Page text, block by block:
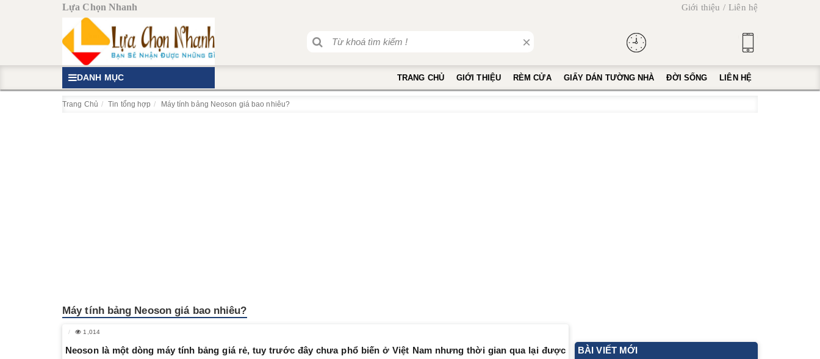
Lựa Chọn Nhanh Giới thiệu Liên hệ
×
DANH MỤC TRANG CHỦ GIỚI THIỆU RÈM CỬA GIẤY DÁN TƯỜNG NHÀ ĐỜI SỐNG LIÊN HỆ
Trang Chủ Tin tổng hợp Máy tính bảng Neoson giá bao nhiêu?
Máy tính bảng Neoson giá bao nhiêu?
1,014
Neoson là một dòng máy tính bảng giá rẻ, tuy trước đây chưa phổ biến ở Việt Nam nhưng thời gian qua lại được
BÀI VIẾT MỚI